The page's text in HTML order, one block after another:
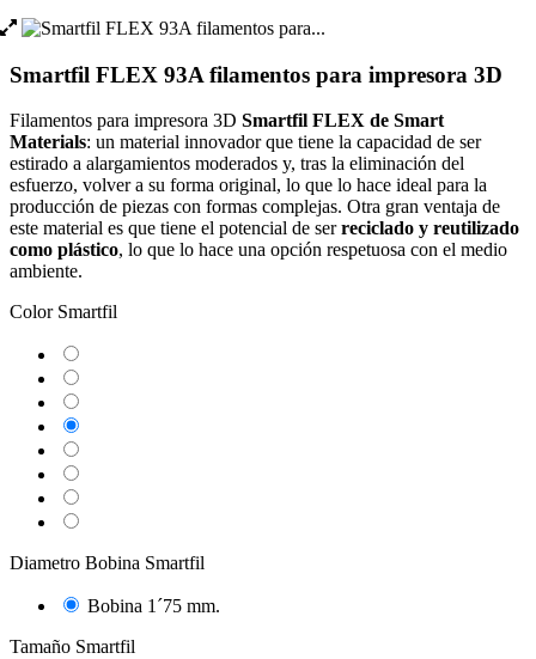
Smartfil FLEX 93A filamentos para impresora 3D
Filamentos para impresora 3D Smartfil FLEX de Smart
Materials: un material innovador que tiene la capacidad de ser
estirado a alargamientos moderados y, tras la eliminación del
esfuerzo, volver a su forma original, lo que lo hace ideal para la
producción de piezas con formas complejas. Otra gran ventaja de
este material es que tiene el potencial de serreciclado y reutilizado
como plástico, lo que lo hace una opción respetuosa con el medio
ambiente.
Color Smartfil
Diametro Bobina Smartfil
Bobina 1´75 mm.
Tamaño Smartfil